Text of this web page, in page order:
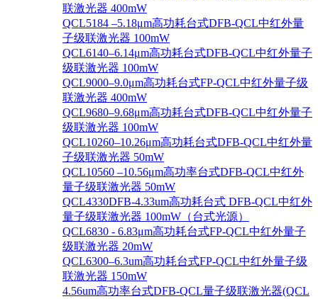
联激光器 400mW
QCL5184 –5.18μm高功耗台式DFB-QCL中红外量
子级联激光器 100mW
QCL6140–6.14μm高功耗台式DFB-QCL中红外量子
级联激光器 100mW
QCL9000–9.0μm高功耗台式FP-QCL中红外量子级
联激光器 400mW
QCL9680–9.68μm高功耗台式DFB-QCL中红外量子
级联激光器 100mW
QCL10260–10.26μm高功耗台式DFB-QCL中红外量
子级联激光器 50mW
QCL10560 –10.56μm高功率台式DFB-QCL中红外
量子级联激光器 50mW
QCL4330DFB-4.33um高功耗台式 DFB-QCL中红外
量子级联激光器 100mW（台式光源）
QCL6830 - 6.83μm高功耗台式FP-QCL中红外量子
级联激光器 20mW
QCL6300–6.3um高功耗台式FP-QCL中红外量子级
联激光器 150mW
4.56um高功率台式DFB-QCL量子级联激光器(QCL